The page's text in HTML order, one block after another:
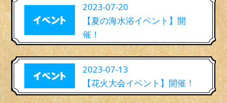
2023-07-20
【夏の海水浴イベント】開
催！
2023-07-13
【花火大会イベント】開催！